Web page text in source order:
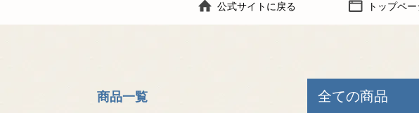
公式サイトに戻る トップペー
全ての商品
商品一覧